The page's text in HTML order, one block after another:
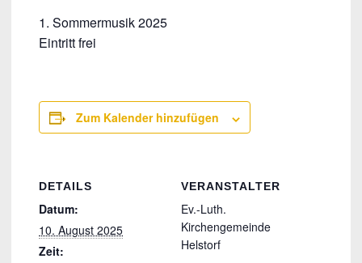
1. Sommermusik 2025
Eintritt frei
Zum Kalender hinzufügen
DETAILS
Datum:
10. August 2025
Zeit:
VERANSTALTER
Ev.-Luth.
Kirchengemeinde
Helstorf